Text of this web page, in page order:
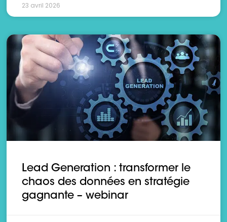
23 avril 2026
Lead Generation : transformer le
chaos des données en stratégie
gagnante – webinar